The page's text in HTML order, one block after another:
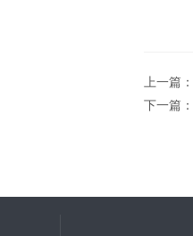
上一篇：
下一篇：